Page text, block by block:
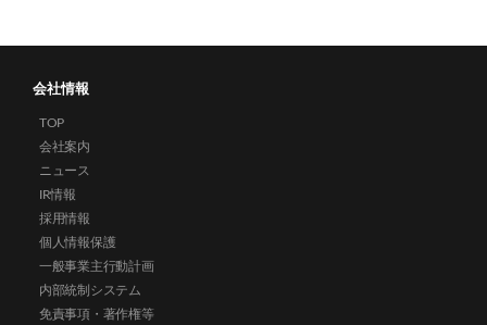
会社情報
TOP
会社案内
ニュース
IR情報
採用情報
個人情報保護
一般事業主行動計画
内部統制システム
免責事項・著作権等